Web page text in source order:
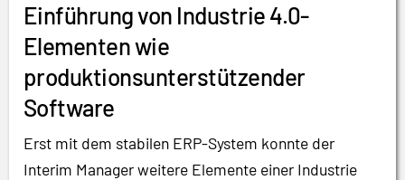
Einführung von Industrie 4.0-
Elementen wie
produktionsunterstützender
Software
Erst mit dem stabilen ERP-System konnte der
Interim Manager weitere Elemente einer Industrie